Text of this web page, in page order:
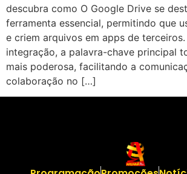
descubra como O Google Drive se
ferramenta essencial, permitindo que
e criem arquivos em apps de
integração, a palavra-chave principal
mais poderosa, facilitando a
colaboração no […]